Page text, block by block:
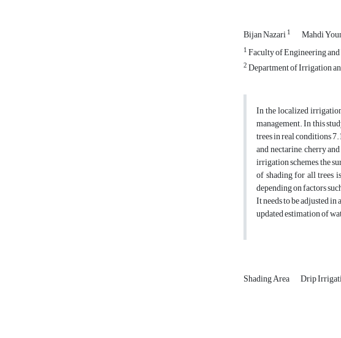
Bijan Nazari1 Mahdi
1Faculty of Engineering
2Department of Irrigation
In the localized
management. In this
trees in real conditions
and nectarine, cherry
irrigation schemes, the
of shading for all trees
depending on factors
It needs to be adjusted
updated estimation of
Shading Area Drip